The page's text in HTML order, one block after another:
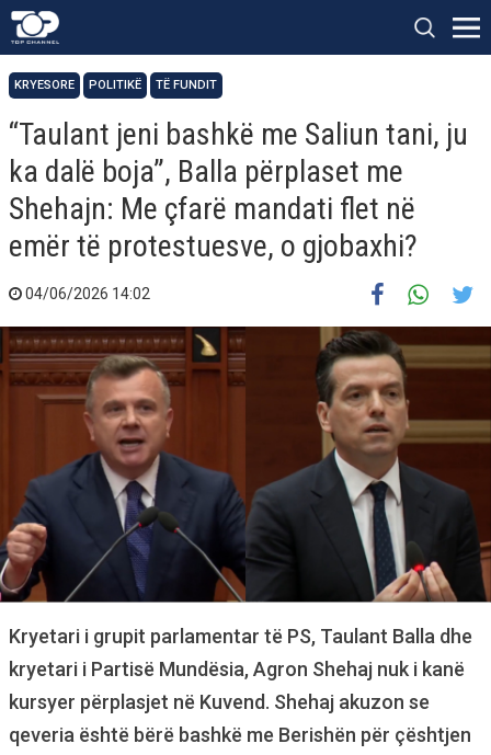
KRYESORE POLITIKË TË FUNDIT
“Taulant jeni bashkë me Saliun tani, ju
ka dalë boja”, Balla përplaset me
Shehajn: Me çfarë mandati flet në
emër të protestuesve, o gjobaxhi?
04/06/2026 14:02
Kryetari i grupit parlamentar të PS, Taulant Balla dhe
kryetari i Partisë Mundësia, Agron Shehaj nuk i kanë
kursyer përplasjet në Kuvend. Shehaj akuzon se
qeveria është bërë bashkë me Berishën për çështjen